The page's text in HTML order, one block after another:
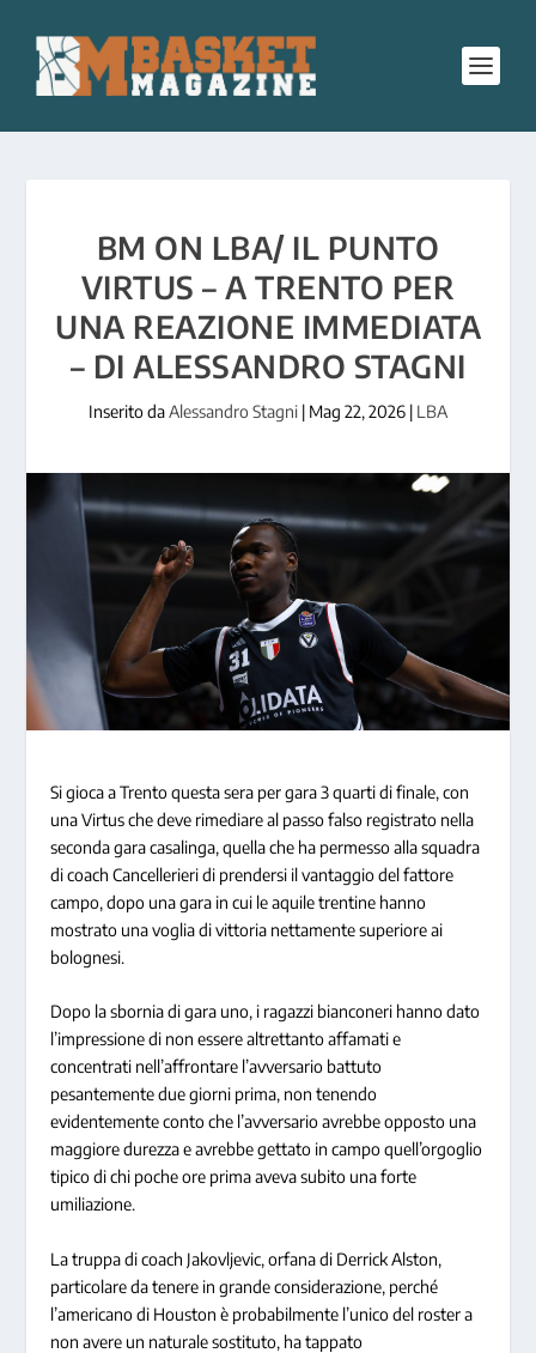
BM ON LBA/ IL PUNTO
VIRTUS – A TRENTO PER
UNA REAZIONE IMMEDIATA
– DI ALESSANDRO STAGNI
Inserito daAlessandro Stagni | Mag 22, 2026 | LBA
Si gioca a Trento questa sera per gara 3 quarti di finale, con
una Virtus che deve rimediare al passo falso registrato nella
seconda gara casalinga, quella che ha permesso alla squadra
di coach Cancellerieri di prendersi il vantaggio del fattore
campo, dopo una gara in cui le aquile trentine hanno
mostrato una voglia di vittoria nettamente superiore ai
bolognesi.
Dopo la sbornia di gara uno, i ragazzi bianconeri hanno dato
l’impressione di non essere altrettanto affamati e
concentrati nell’affrontare l’avversario battuto
pesantemente due giorni prima, non tenendo
evidentemente conto che l’avversario avrebbe opposto una
maggiore durezza e avrebbe gettato in campo quell’orgoglio
tipico di chi poche ore prima aveva subito una forte
umiliazione.
La truppa di coach Jakovljevic, orfana di Derrick Alston,
particolare da tenere in grande considerazione, perché
l’americano di Houston è probabilmente l’unico del roster a
non avere un naturale sostituto, ha tappato